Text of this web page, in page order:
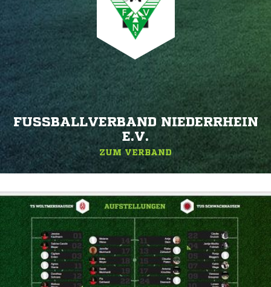
FUSSBALLVERBAND NIEDERRHEIN E
.V.
ZUM VERBAND